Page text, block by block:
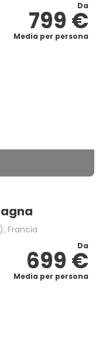
Da
799 €
Media per persona
Francia
Da
699 €
Media per persona